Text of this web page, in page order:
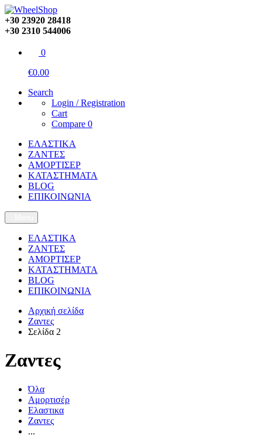
+30 23920 28418
+30 2310 544006
0
€0.00
Search
Login / Registration
Cart
Compare 0
ΕΛΑΣΤΙΚΑ
ΖΑΝΤΕΣ
ΑΜΟΡΤΙΣΕΡ
ΚΑΤΑΣΤΗΜΑΤΑ
BLOG
ΕΠΙΚΟΙΝΩΝΙΑ
ΕΛΑΣΤΙΚΑ
ΖΑΝΤΕΣ
ΑΜΟΡΤΙΣΕΡ
ΚΑΤΑΣΤΗΜΑΤΑ
BLOG
ΕΠΙΚΟΙΝΩΝΙΑ
Αρχική σελίδα
Ζαντες
Σελίδα 2
Ζαντες
Όλα
Αμορτισέρ
Ελαστικα
Ζαντες
...